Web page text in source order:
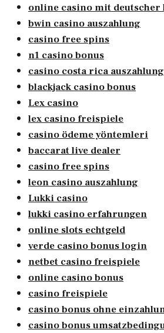
online casino mit deutscher
bwin casino auszahlung
casino free spins
n1 casino bonus
casino costa rica auszahlung
blackjack casino bonus
Lex casino
lex casino freispiele
casino ödeme yöntemleri
baccarat live dealer
casino free spins
leon casino auszahlung
Lukki casino
lukki casino erfahrungen
online slots echtgeld
verde casino bonus login
netbet casino freispiele
online casino bonus
casino freispiele
casino bonus ohne
casino bonus